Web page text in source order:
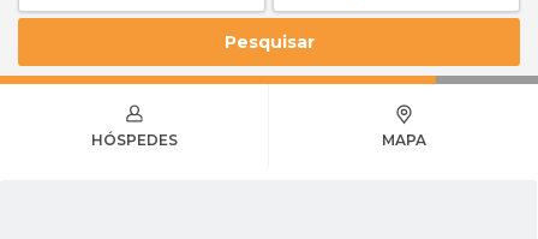
Pesquisar
HÓSPEDES MAPA